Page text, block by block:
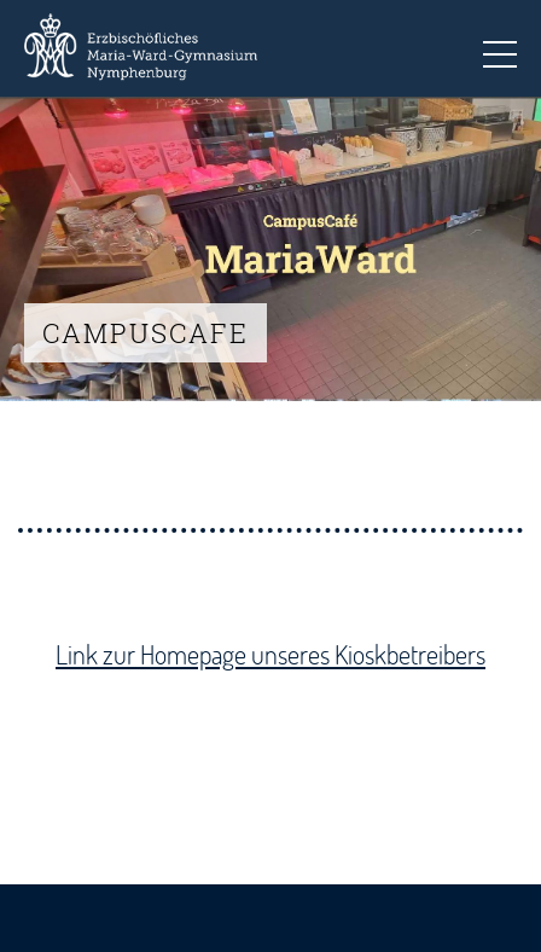
CAMPUSCAFE
Link zur Homepage unseres Kioskbetreibers